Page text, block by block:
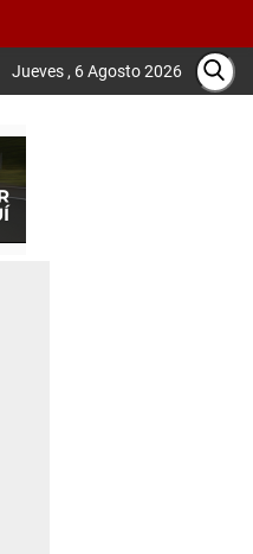
Jueves , 6 Agosto 2026